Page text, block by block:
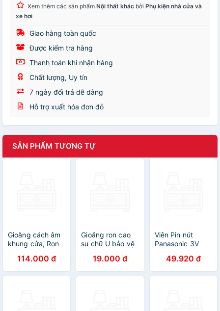
Xem thêm các sản phẩm Nội thất khác bởi Phụ kiện nhà cửa và
xe hơi
Giao hàng toàn quốc
Được kiểm tra hàng
Thanh toán khi nhận hàng
Chất lượng, Uy tín
7 ngày đổi trả dễ dàng
Hỗ trợ xuất hóa đơn đỏ
SẢN PHẨM TƯƠNG TỰ
Gioăng cách âm
khung cửa, Ron
dày 10-15mm
đàn hồi cao ngăn
bụi côn trùng
114.000 đ
Gioăng ron cao
su chữ U bảo vệ
cạnh tấm thép,
kính, gỗ, máy
móc thiết bị và
19.000 đ
Viên Pin nút
Panasonic 3V
2032, 2025,
1632, 1620,
1616, 1220, 2450
49.920 đ